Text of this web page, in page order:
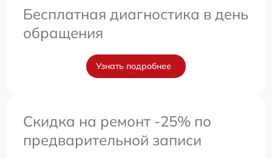
Бесплатная диагностика в день
обращения
Узнать подробнее
Скидка на ремонт -25% по
предварительной записи